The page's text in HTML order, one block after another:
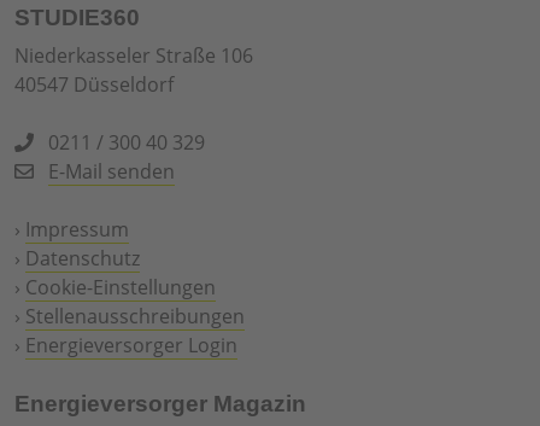
STUDIE360
Niederkasseler Straße 106
40547 Düsseldorf
0211 / 300 40 329
E-Mail senden
› Impressum
› Datenschutz
› Cookie-Einstellungen
› Stellenausschreibungen
› Energieversorger Login
Energieversorger Magazin